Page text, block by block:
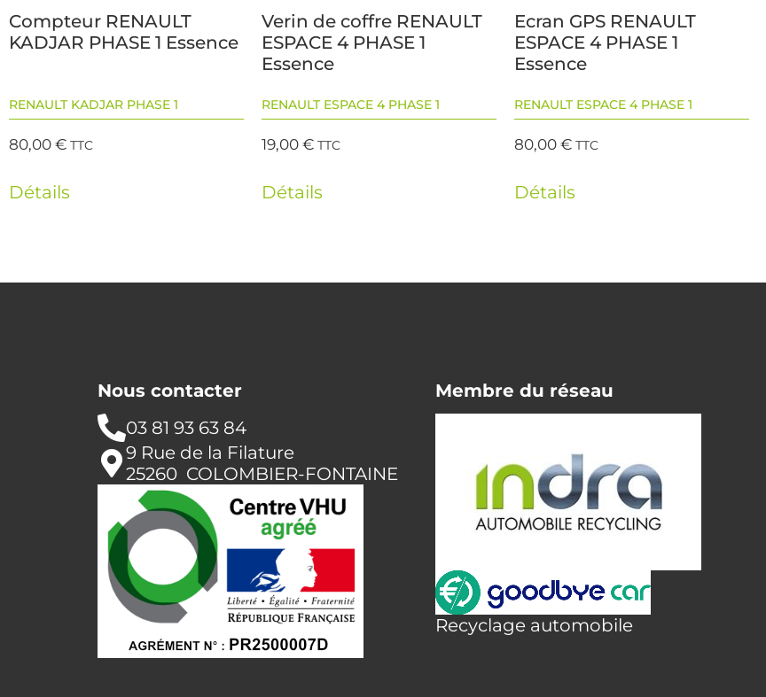
Compteur RENAULT
KADJAR PHASE 1 Essence
RENAULT KADJAR PHASE 1
80,00€ TTC
Détails
Verin de coffre RENAULT
ESPACE 4 PHASE 1
Essence
RENAULT ESPACE 4 PHASE 1
19,00€ TTC
Détails
Ecran GPS RENAULT
ESPACE 4 PHASE 1
Essence
RENAULT ESPACE 4 PHASE 1
80,00€ TTC
Détails
Nous contacter
03 81 93 63 84
9 Rue de la Filature
25260 COLOMBIER-FONTAINE
Membre du réseau
Recyclage automobile